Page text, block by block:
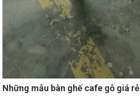
Những mẫu bàn ghế cafe gỗ giá rẻ